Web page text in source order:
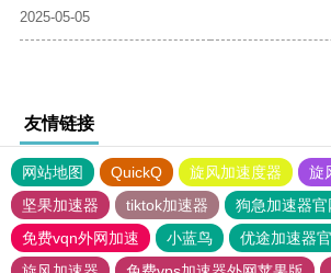
2025-05-05
友情链接
网站地图 QuickQ 旋风加速度器
旋
坚果加速器
tiktok加速器
狗急加速器官
免费vqn外网加速
小蓝鸟 优途加速器